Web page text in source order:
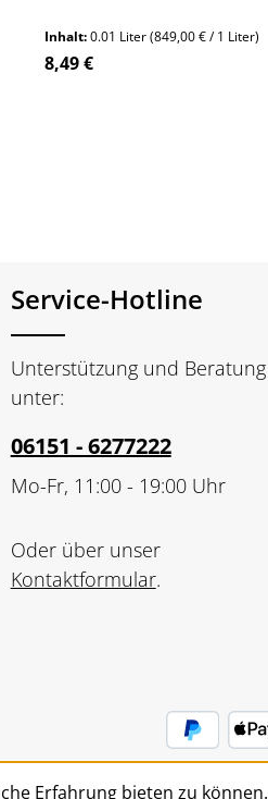
Inhalt:0.01 Liter(849,00 € / 1 Liter)
Regulärer Preis:
8,49 €
Service-Hotline
Unterstützung und Beratung
unter:
06151 - 6277222
Mo-Fr, 11:00 - 19:00 Uhr
Oder über unser
Kontaktformular.
Erfahrung bieten zu können.